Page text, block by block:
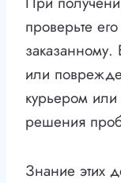
проверьте
заказанному.
или
курьером
решения
Знание этих